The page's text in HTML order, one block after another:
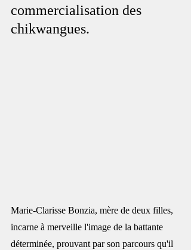
commercialisation des
chikwangues.
Marie-Clarisse Bonzia, mère de deux filles,
incarne à merveille l'image de la battante
déterminée, prouvant par son parcours qu'il